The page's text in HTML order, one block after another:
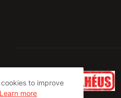
to improve
Learn more